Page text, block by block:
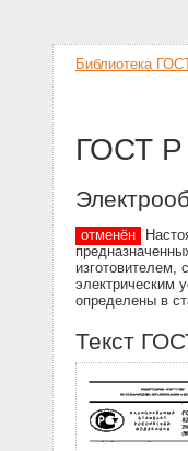
Библиотека
ГОСТ Р
отменён
изготовителем,
электрическим
определены в
Текст